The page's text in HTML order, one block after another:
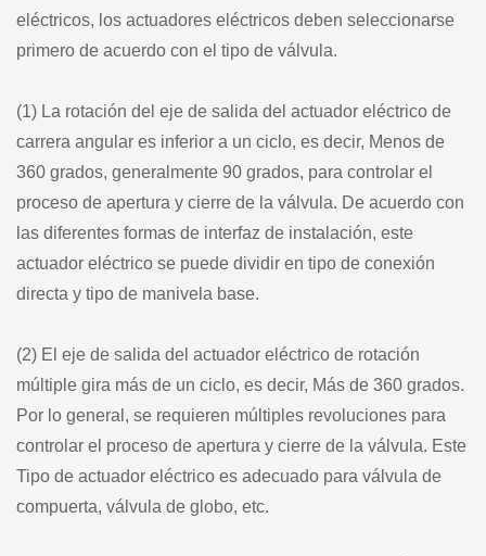
eléctricos, los actuadores eléctricos deben seleccionarse
primero de acuerdo con el tipo de válvula.
(1) La rotación del eje de salida del actuador eléctrico de
carrera angular es inferior a un ciclo, es decir, Menos de
360 grados, generalmente 90 grados, para controlar el
proceso de apertura y cierre de la válvula. De acuerdo con
las diferentes formas de interfaz de instalación, este
actuador eléctrico se puede dividir en tipo de conexión
directa y tipo de manivela base.
(2) El eje de salida del actuador eléctrico de rotación
múltiple gira más de un ciclo, es decir, Más de 360 grados.
Por lo general, se requieren múltiples revoluciones para
controlar el proceso de apertura y cierre de la válvula. Este
Tipo de actuador eléctrico es adecuado para válvula de
compuerta, válvula de globo, etc.